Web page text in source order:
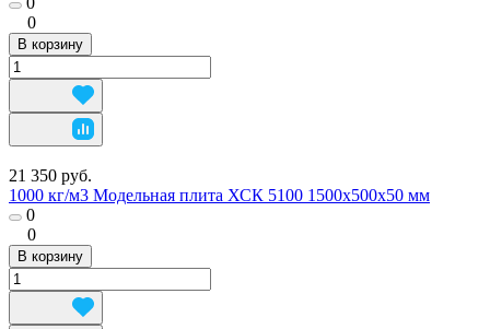
0
В корзину
21 350 руб.
1000 кг/м3 Модельная плита ХСК 5100 1500х500х50 мм
0
0
В корзину